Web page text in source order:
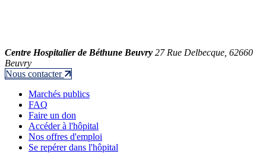
Centre Hospitalier de Béthune Beuvry 27 Rue Delbecque, 62660
Beuvry
Nous contacter
Marchés publics
FAQ
Faire un don
Accéder à l'hôpital
Nos offres d'emploi
Se repérer dans l'hôpital